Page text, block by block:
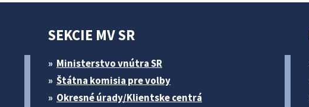
SEKCIE MV SR
Ministerstvo vnútra SR
Štátna komisia pre volby
Okresné úrady/Klientske centrá